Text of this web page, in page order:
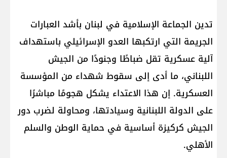
تدين الجماعة الإسلامية في لبنان بأشد العبارات
الجريمة التي ارتكبها العدو الإسرائيلي باستهداف
آلية عسكرية تقل ضباطًا وجنودًا من الجيش
اللبناني، ما أدى إلى سقوط شهداء من المؤسسة
العسكرية. إن هذا الاعتداء يشكل هجومًا مباشرًا
على الدولة اللبنانية وسيادتها، ومحاولة لضرب دور
الجيش كركيزة أساسية في حماية الوطن والسلم
الأهلي.